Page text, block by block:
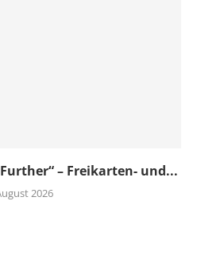
– Freikarten- und...
2026